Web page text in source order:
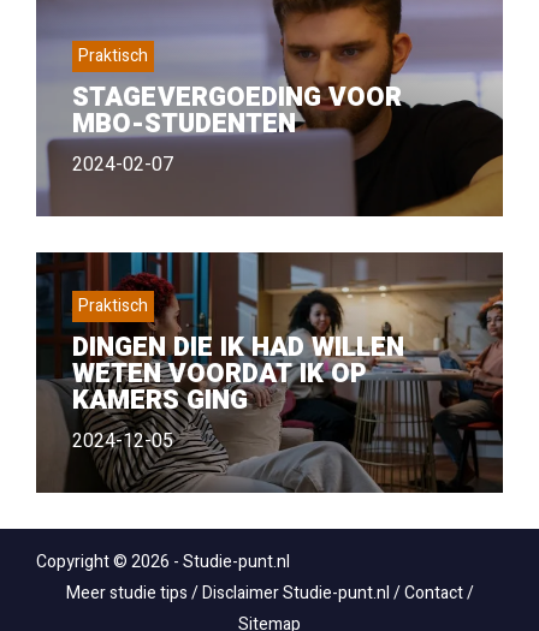
Praktisch
STAGEVERGOEDING VOOR
MBO-STUDENTEN
2024-02-07
Praktisch
DINGEN DIE IK HAD WILLEN
WETEN VOORDAT IK OP
KAMERS GING
2024-12-05
Copyright © 2026 - Studie-punt.nl
Meer studie tips/Disclaimer Studie-punt.nl/Contact/
Sitemap